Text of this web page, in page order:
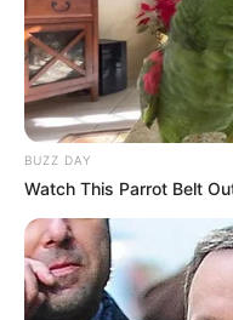
BUZZ DAY
Watch This Parrot Belt